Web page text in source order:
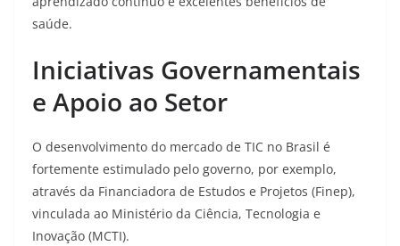
saúde.
Iniciativas Governamentais
e Apoio ao Setor
O desenvolvimento do mercado de TIC no Brasil é
fortemente estimulado pelo governo, por exemplo,
através da Financiadora de Estudos e Projetos (Finep),
vinculada ao Ministério da Ciência, Tecnologia e
Inovação (MCTI).